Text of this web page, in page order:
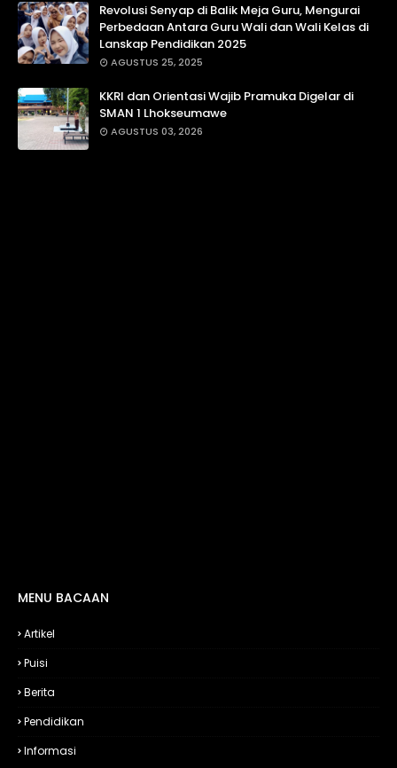
Revolusi Senyap di Balik Meja Guru, Mengurai
Perbedaan Antara Guru Wali dan Wali Kelas di
Lanskap Pendidikan 2025
AGUSTUS 25, 2025
KKRI dan Orientasi Wajib Pramuka Digelar di
SMAN 1 Lhokseumawe
AGUSTUS 03, 2026
MENU BACAAN
Artikel
Puisi
Berita
Pendidikan
Informasi